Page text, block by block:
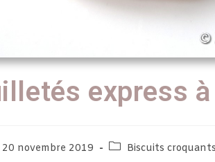
express
20 novembre 2019 Biscuits croquants